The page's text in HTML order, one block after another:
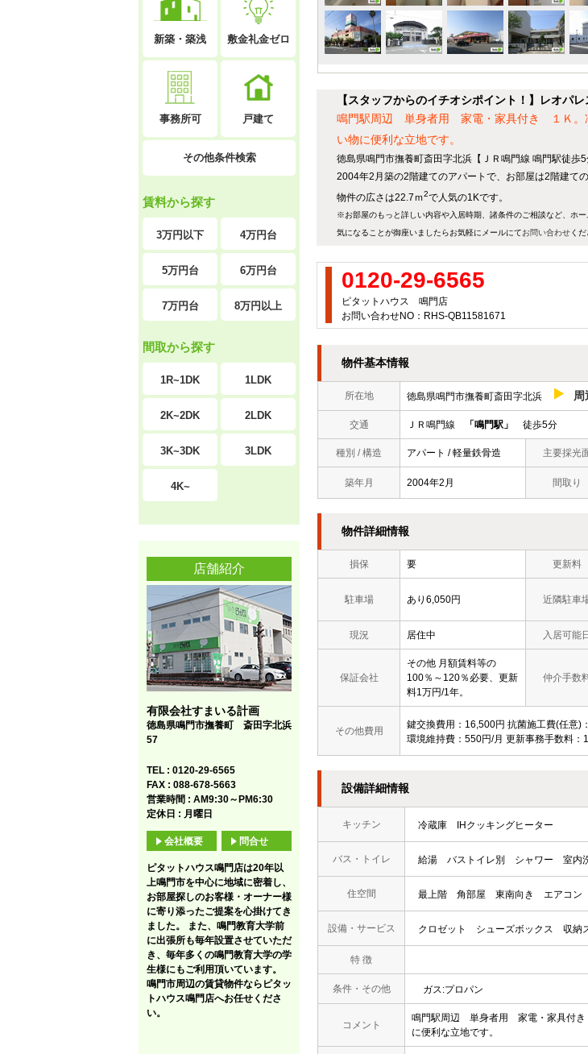
【スタッフからのイチオシポイント！】レオパ
鳴門駅周辺 単身者用 家電・家具付き １Ｋ。
い物に便利な立地です。
徳島県鳴門市撫養町斎田字北浜【ＪＲ鳴門線 鳴門駅徒歩
2004年2月築の2階建てのアパートで、お部屋は2階建ての
物件の広さは22.7ｍ2で人気の1Kです。
※お部屋のもっと詳しい内容や入居時期、諸条件のご相談など、ホ
気になることが御座いましたらお気軽にメールにてお問い合わせくだ
0120-29-6565
ピタットハウス 鳴門店
お問い合わせNO：RHS-QB11581671
物件基本情報
所在地 徳島県鳴門市撫養町斎田字北浜 周
交通 ＪＲ鳴門線 「鳴門駅」 徒歩5分
種別 / 構造 アパート / 軽量鉄骨造 主要採光
築年月 2004年2月 間取り
物件詳細情報
損保 要 更新料
駐車場 あり6,050円 近隣駐車
現況 居住中 入居可能日
保証会社
その他 月額賃料等の
100％～120％必要、更新
料1万円/1年。
仲介手数
その他費用
鍵交換費用：16,500円 抗菌施工費(任意)
環境維持費：550円/月 更新事務手数料：
設備詳細情報
キッチン 冷蔵庫 IHクッキングヒーター
バス・トイレ 給湯 バストイレ別 シャワー 室内
住空間 最上階 角部屋 東南向き エアコン
設備・サービス クロゼット シューズボックス 収納
特 徴
条件・その他 ガス:プロパン
コメント
鳴門駅周辺 単身者用 家電・家具付き
に便利な立地です。
新築・築浅 敷金礼金ゼロ
事務所可 戸建て
その他条件検索
賃料から探す
3万円以下 4万円台
5万円台 6万円台
7万円台 8万円以上
間取から探す
1R~1DK 1LDK
2K~2DK 2LDK
3K~3DK 3LDK
4K~
店舗紹介
有限会社すまいる計画
徳島県鳴門市撫養町 斎田字北浜
57
TEL : 0120-29-6565
FAX : 088-678-5663
営業時間 : AM9:30～PM6:30
定休日 : 月曜日
会社概要 問合せ
ピタットハウス鳴門店は20年以
上鳴門市を中心に地域に密着し、
お部屋探しのお客様・オーナー様
に寄り添ったご提案を心掛けてき
ました。 また、鳴門教育大学前
に出張所も毎年設置させていただ
き、毎年多くの鳴門教育大学の学
生様にもご利用頂いています。
鳴門市周辺の賃貸物件ならピタッ
トハウス鳴門店へお任せくださ
い。